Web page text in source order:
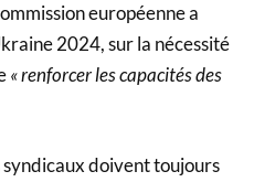
européenne a
2024, sur la nécessité
« renforcer les capacités des
doivent toujours